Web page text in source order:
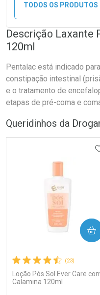
TODOS OS PRODUTOS
Descrição Laxante
120ml
Pentalac está indicado
constipação intestinal
e o tratamento de
etapas de pré-coma e
Queridinhos da
(23)
Loção Pós Sol Ever Care
Calamina 120ml
COMPRAR